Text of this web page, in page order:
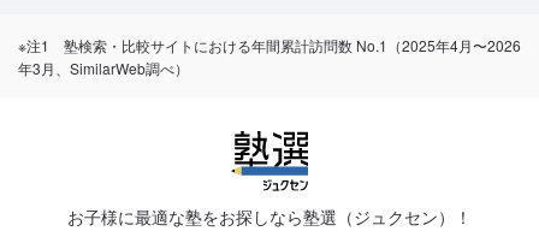
※注1 塾検索・比較サイトにおける年間累計訪問数 No.1（2025年4月〜2026
年3月、SimilarWeb調べ）
お子様に最適な塾をお探しなら塾選（ジュクセン）！